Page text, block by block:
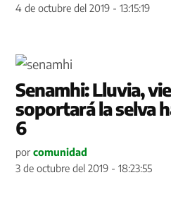
4 de octubre del 2019 - 13:15:19
Senamhi: Lluvia,
soportará la selva
6
por comunidad
3 de octubre del 2019 - 18:23:55